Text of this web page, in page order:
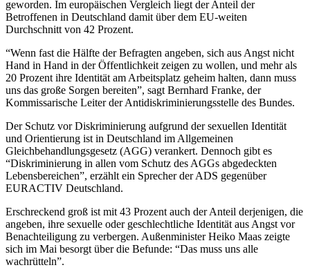
geworden. Im europäischen Vergleich liegt der Anteil der
Betroffenen in Deutschland damit über dem EU-weiten
Durchschnitt von 42 Prozent.
“Wenn fast die Hälfte der Befragten angeben, sich aus Angst nicht
Hand in Hand in der Öffentlichkeit zeigen zu wollen, und mehr als
20 Prozent ihre Identität am Arbeitsplatz geheim halten, dann muss
uns das große Sorgen bereiten”, sagt Bernhard Franke, der
Kommissarische Leiter der Antidiskriminierungsstelle des Bundes.
Der Schutz vor Diskriminierung aufgrund der sexuellen Identität
und Orientierung ist in Deutschland im Allgemeinen
Gleichbehandlungsgesetz (AGG) verankert. Dennoch gibt es
“Diskriminierung in allen vom Schutz des AGGs abgedeckten
Lebensbereichen”, erzählt ein Sprecher der ADS gegenüber
EURACTIV Deutschland.
Erschreckend groß ist mit 43 Prozent auch der Anteil derjenigen, die
angeben, ihre sexuelle oder geschlechtliche Identität aus Angst vor
Benachteiligung zu verbergen. Außenminister Heiko Maas zeigte
sich im Mai besorgt über die Befunde: “Das muss uns alle
wachrütteln”.